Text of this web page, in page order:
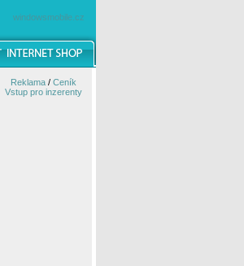
windowsmobile.cz
Reklama/ Ceník
Vstup pro inzerenty